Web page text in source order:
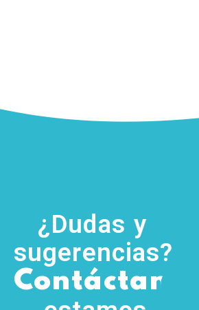
¿Dudas y
sugerencias?
Contáctanos